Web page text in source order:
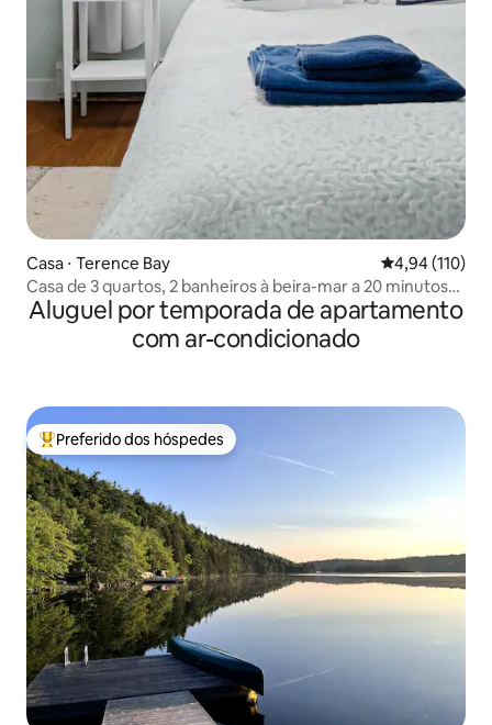
Casa ⋅ Terence Bay 4,94 de uma
4,94 (110)
Casa de 3 quartos, 2 banheiros à beira-mar a 20 minutos
de Halifax
Aluguel por temporada de apartamento
com ar-condicionado
Entre os melhores preferidos dos hóspedes
Preferido dos hóspedes